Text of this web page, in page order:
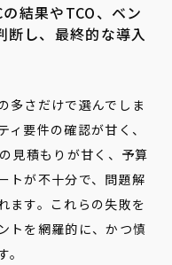
の結果やTCO、ベン
断し、最終的な導入
多さだけで選んでしま
要件の確認が甘く、
見積もりが甘く、予算
トが不十分で、問題解
ます。これらの失敗を
トを網羅的に、かつ慎